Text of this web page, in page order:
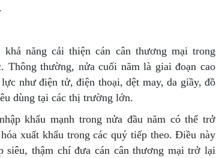
năng cải thiện cán cân thương mại trong
Thông thường, nửa cuối năm là giai đoạn cao
như điện tử, điện thoại, dệt may, da giầy, đồ
dùng tại các thị trường lớn.
khẩu mạnh trong nửa đầu năm có thể trở
xuất khẩu trong các quý tiếp theo. Điều này
siêu, thậm chí đưa cán cân thương mại trở lại